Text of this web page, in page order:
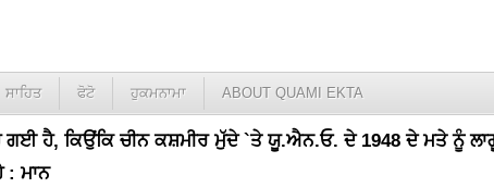
ਸਾਹਿਤ ਫੋਟੋ ਹੁਕਮਨਾਮਾ ABOUT QUAMI EKTA
ਹੈ, ਕਿਉਂਕਿ ਚੀਨ ਕਸ਼ਮੀਰ ਮੁੱਦੇ `ਤੇ ਯੂ.ਐਨ.ਓ. ਦੇ 1948 ਦੇ ਮਤੇ ਨੂੰ
: ਮਾਨ